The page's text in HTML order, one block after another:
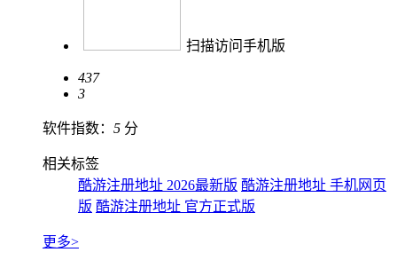
扫描访问手机版
437
3
软件指数： 5 分
相关标签
酷游注册地址 2026最新版 酷游注册地址 手机网页
版 酷游注册地址 官方正式版
更多>